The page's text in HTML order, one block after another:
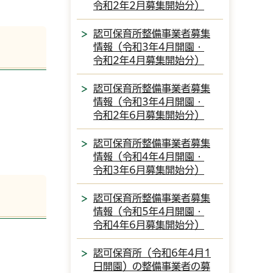
令和2年2月募集開始分）
認可保育所整備事業者募集
情報（令和3年4月開園・
令和2年4月募集開始分）
認可保育所整備事業者募集
情報（令和3年4月開園・
令和2年6月募集開始分）
認可保育所整備事業者募集
情報（令和4年4月開園・
令和3年6月募集開始分）
認可保育所整備事業者募集
情報（令和5年4月開園・
令和4年6月募集開始分）
認可保育所（令和6年4月1
日開園）の整備事業者の募